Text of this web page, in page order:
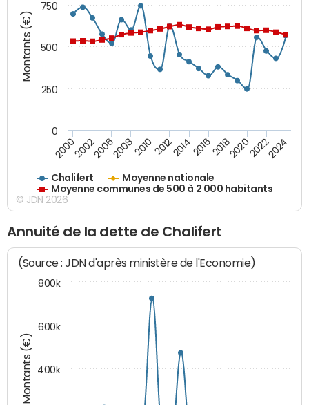
Montants (€)
Chalifert
Moyenne nationale
Moyenne communes de 500 à 2 000 habitants
200020022006200820102012201420162018202020222024
0
250
500
750
© JDN 2026
Annuité de la dette de Chalifert
Montants (€)
(Source : JDN d'après ministère de l'Economie)
400k
600k
800k